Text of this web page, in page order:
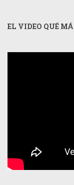
EL VIDEO QUÉ